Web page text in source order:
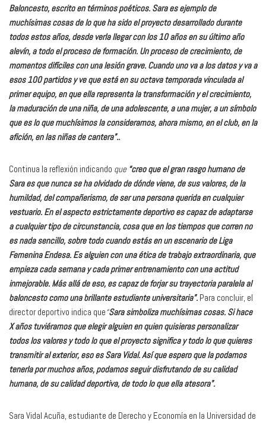
Baloncesto, escrito en términos poéticos. Sara es ejemplo de
muchísimas cosas de lo que ha sido el proyecto desarrollado durante
todos estos años, desde verla llegar con los 10 años en su último año
alevín, a todo el proceso de formación. Un proceso de crecimiento, de
momentos difíciles con una lesión grave. Cuando uno va a los datos y va a
esos 100 partidos y ve que está en su octava temporada vinculada al
primer equipo, en que ella representa la transformación y el crecimiento,
la maduración de una niña, de una adolescente, a una mujer, a un símbolo
que es lo que muchísimos la consideramos, ahora mismo, en el club, en la
afición, en las niñas de cantera”..
Continua la reflexión indicando que “creo que el gran rasgo humano de
Sara es que nunca se ha olvidado de dónde viene, de sus valores, de la
humildad, del compañerismo, de ser una persona querida en cualquier
vestuario. En el aspecto estrictamente deportivo es capaz de adaptarse
a cualquier tipo de circunstancia, cosa que en los tiempos que corren no
es nada sencillo, sobre todo cuando estás en un escenario de Liga
Femenina Endesa. Es alguien con una ética de trabajo extraordinaria, que
empieza cada semana y cada primer entrenamiento con una actitud
inmejorable. Más allá de eso, es capaz de forjar su trayectoria paralela al
baloncesto como una brillante estudiante universitaria”. Para concluir, el
director deportivo indica que“Sara simboliza muchísimas cosas. Si hace
X años tuviéramos que elegir alguien en quien quisieras personalizar
todos los valores y todo lo que el proyecto significa y todo lo que quieres
transmitir al exterior, eso es Sara Vidal. Así que espero que la podamos
tenerla por muchos años, podamos seguir disfrutando de su calidad
humana, de su calidad deportiva, de todo lo que ella atesora”.
Sara Vidal Acuña, estudiante de Derecho y Economía en la Universidad de